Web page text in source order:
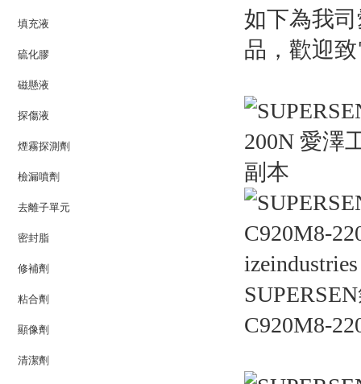
填充液
硫化膠
磁懸液
探傷液
煙霧探測劑
檢漏噴劑
去離子單元
密封脂
修補劑
粘合劑
顯像劑
清潔劑
如下為我
品，歡迎
C920M8-